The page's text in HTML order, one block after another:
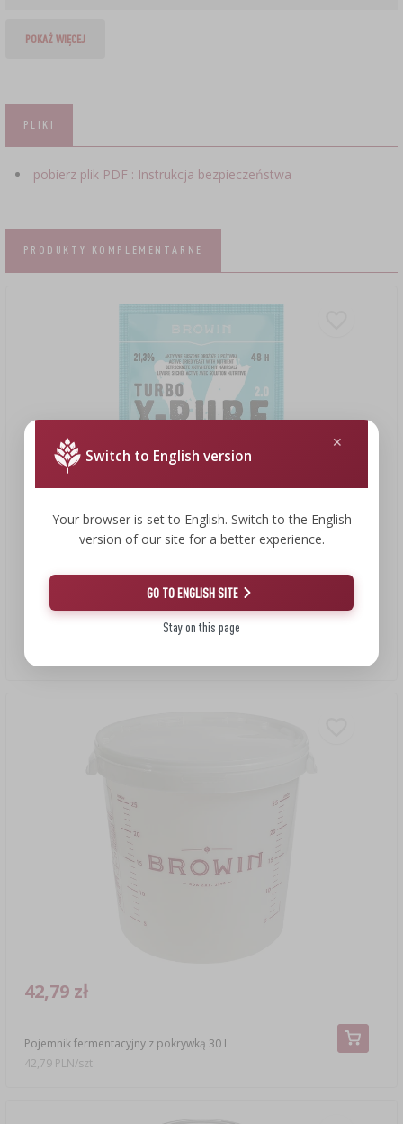
POKAŻ WIĘCEJ
PLIKI
pobierz plik PDF : Instrukcja bezpieczeństwa
PRODUKTY KOMPLEMENTARNE
Drożdże Turbo X-Pure 21,3% 48h, 25 L
13,19 zł
97,70 PLN/kg
Pojemnik fermentacyjny z pokrywką 30 L
42,79 zł
42,79 PLN/szt.
Switch to English version
Your browser is set to English. Switch to the English
version of our site for a better experience.
GO TO ENGLISH SITE
Stay on this page